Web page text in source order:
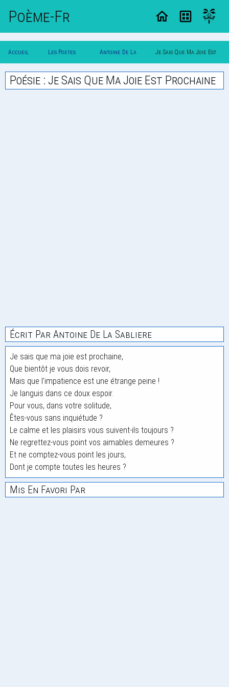
Poème-Fr
Accueil
Poesie
Les Poetes
Classique
Antoine De La
Sabliere
Je Sais Que Ma Joie Est
Prochaine
Poésie : Je Sais Que Ma Joie Est Prochaine
Écrit Par Antoine De La Sabliere
Je sais que ma joie est prochaine,
Que bientôt je vous dois revoir,
Mais que l'impatience est une étrange peine !
Je languis dans ce doux espoir.
Pour vous, dans votre solitude,
Êtes-vous sans inquiétude ?
Le calme et les plaisirs vous suivent-ils toujours ?
Ne regrettez-vous point vos aimables demeures ?
Et ne comptez-vous point les jours,
Dont je compte toutes les heures ?
Mis En Favori Par